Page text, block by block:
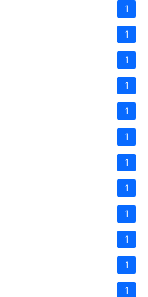
1
1
1
1
1
1
1
1
1
1
1
1